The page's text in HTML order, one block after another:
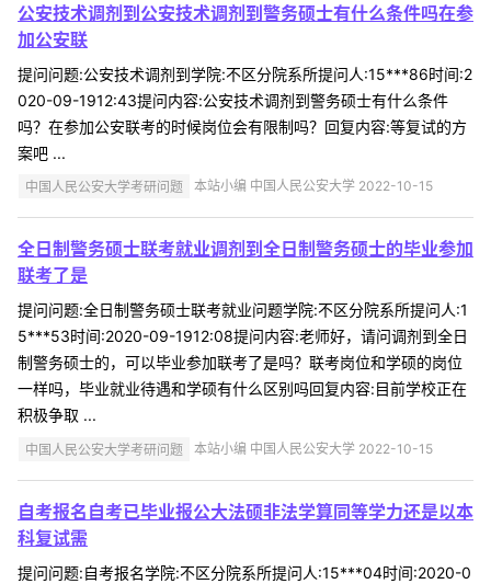
公安技术调剂到公安技术调剂到警务硕士有什么条件吗在参
加公安联
提问问题:公安技术调剂到学院:不区分院系所提问人:15***86时间:2
020-09-1912:43提问内容:公安技术调剂到警务硕士有什么条件
吗？在参加公安联考的时候岗位会有限制吗？回复内容:等复试的方
案吧 ...
中国人民公安大学考研问题 本站小编 中国人民公安大学 2022-10-15
全日制警务硕士联考就业调剂到全日制警务硕士的毕业参加
联考了是
提问问题:全日制警务硕士联考就业问题学院:不区分院系所提问人:1
5***53时间:2020-09-1912:08提问内容:老师好，请问调剂到全日
制警务硕士的，可以毕业参加联考了是吗？联考岗位和学硕的岗位
一样吗，毕业就业待遇和学硕有什么区别吗回复内容:目前学校正在
积极争取 ...
中国人民公安大学考研问题 本站小编 中国人民公安大学 2022-10-15
自考报名自考已毕业报公大法硕非法学算同等学力还是以本
科复试需
提问问题:自考报名学院:不区分院系所提问人:15***04时间:2020-0